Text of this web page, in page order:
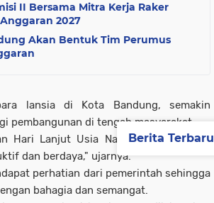
II Bersama Mitra Kerja Raker
2027
Akan Bentuk Tim Perumus
lansia di Kota Bandung, semakin
pembangunan di tengah masyarakat.
Hari Lanjut Usia Nasional ini, dengan
dan berdaya," ujarnya.
perhatian dari pemerintah sehingga
bahagia dan semangat.
Berita Terbaru